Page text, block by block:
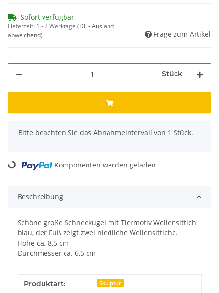
Sofort verfügbar
Lieferzeit: 1 - 2 Werktage (DE - Ausland
abweichend)
Frage zum Artikel
Stück
x
Bitte beachten Sie das Abnahmeintervall von 1 Stück.
Loading... Komponenten werden geladen ...
Beschreibung
Schöne große Schneekugel mit Tiermotiv Wellensittich
blau, der Fuß zeigt zwei niedliche Wellensittiche.
Höhe ca. 8,5 cm
Durchmesser ca. 6,5 cm
Produkteigenschaft
Wert
Produktart: Skulptur